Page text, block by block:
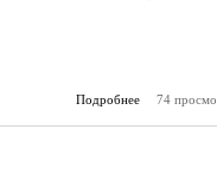
Подробнее
о
74